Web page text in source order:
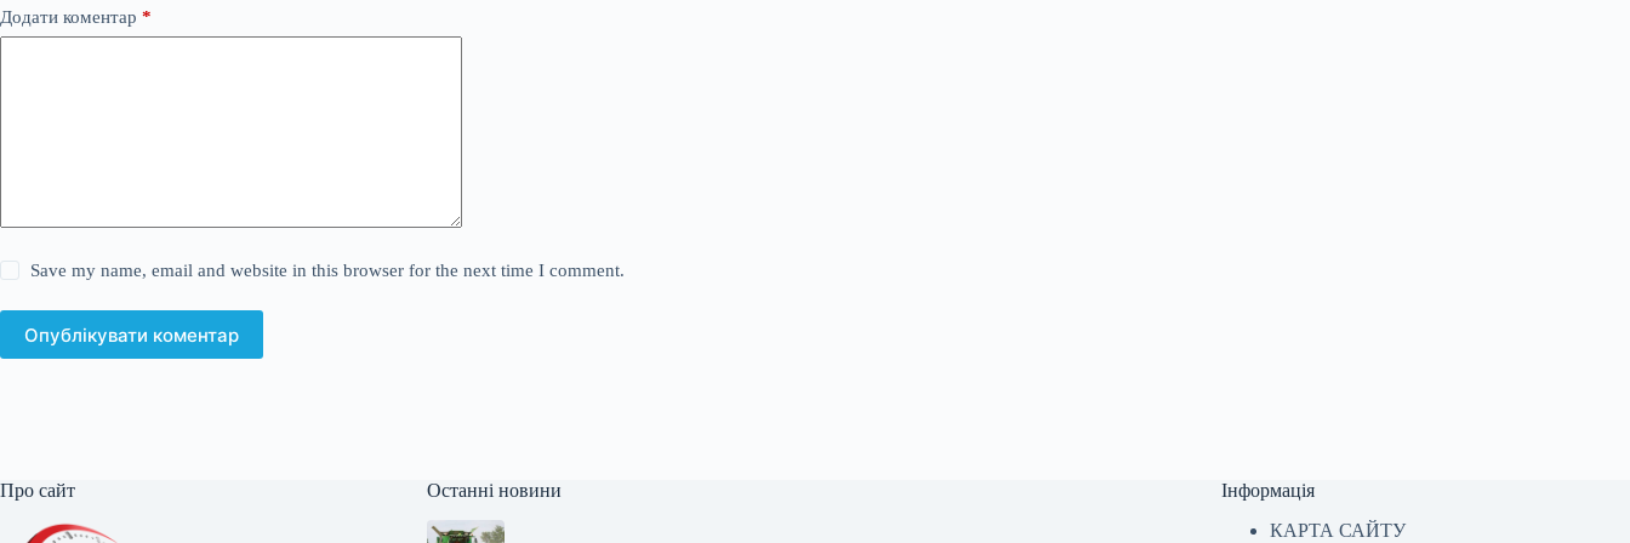
Додати коментар *
Save my name, email and website in this browser for the next time I comment.
Опублікувати коментар
Про сайт Останні новини
Інформація
КАРТА САЙТУ